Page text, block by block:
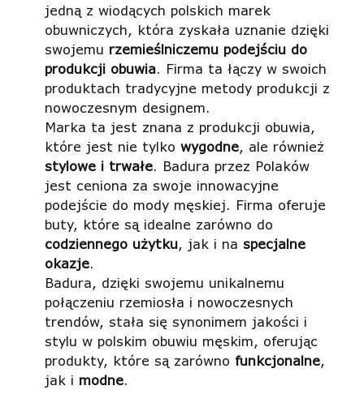
jedną z wiodących polskich marek
obuwniczych, która zyskała uznanie dzięki
swojemu rzemieślniczemu podejściu do
produkcji obuwia. Firma ta łączy w swoich
produktach tradycyjne metody produkcji z
nowoczesnym designem.
Marka ta jest znana z produkcji obuwia,
które jest nie tylko wygodne, ale również
stylowe i trwałe. Badura przez Polaków
jest ceniona za swoje innowacyjne
podejście do mody męskiej. Firma oferuje
buty, które są idealne zarówno do
codziennego użytku, jak i na specjalne
okazje.
Badura, dzięki swojemu unikalnemu
połączeniu rzemiosła i nowoczesnych
trendów, stała się synonimem jakości i
stylu w polskim obuwiu męskim, oferując
produkty, które są zarówno funkcjonalne,
jak i modne.